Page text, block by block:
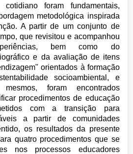
foram fundamentais,
metodológica inspirada
A partir de um conjunto de
que revisitou e acompanhou
bem como do
e da avaliação de itens
orientados à formação
socioambiental, e
foram encontrados
procedimentos de educação
com a transição para
a partir de comunidades
os resultados da presente
quatro procedimentos que se
nos processos educadores